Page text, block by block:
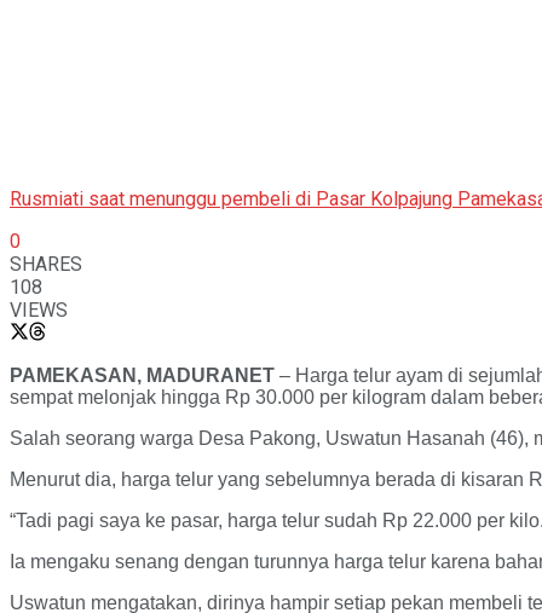
Rusmiati saat menunggu pembeli di Pasar Kolpajung
0
SHARES
108
VIEWS
PAMEKASAN, MADURANET – Harga telur ayam di
sempat melonjak hingga Rp 30.000 per kilogram dalam
Salah seorang warga Desa Pakong, Uswatun Hasanah
Menurut dia, harga telur yang sebelumnya berada di kisaran
“Tadi pagi saya ke pasar, harga telur sudah Rp 22.000 per
Ia mengaku senang dengan turunnya harga telur karena
Uswatun mengatakan, dirinya hampir setiap pekan membeli